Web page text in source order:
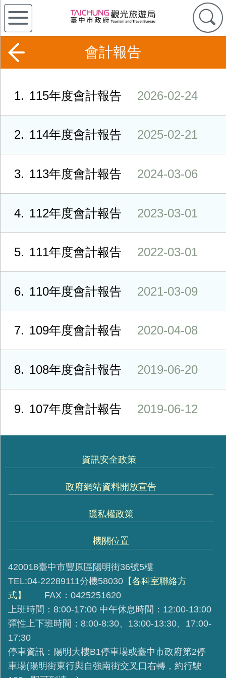
會計報告
1 115年度會計報告 2026-02-24
2 114年度會計報告 2025-02-21
3 113年度會計報告 2024-03-06
4 112年度會計報告 2023-03-01
5 111年度會計報告 2022-03-01
6 110年度會計報告 2021-03-09
7 109年度會計報告 2020-04-08
8 108年度會計報告 2019-06-20
9 107年度會計報告 2019-06-12
資訊安全政策
政府網站資料開放宣告
隱私權政策
機關位置
420018臺中市豐原區陽明街36號5樓
TEL:04-22289111分機58030 【各科室聯絡方
式】
FAX：0425251620
上班時間：8:00-17:00 中午休息時間：12:00-13:00
彈性上下班時間：8:00-8:30、13:00-13:30、17:00-
17:30
停車資訊：陽明大樓B1停車場或臺中市政府第2停
車場(陽明街東行與自強南街交叉口右轉，約行駛